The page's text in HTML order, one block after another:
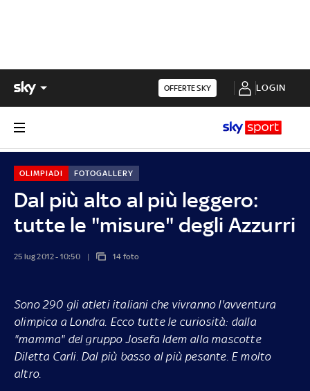
OFFERTE SKY LOGIN
Dal più alto al più leggero:
tutte le "misure" degli Azzurri
OLIMPIADI FOTOGALLERY
25 lug 2012 - 10:50 14 foto
Sono 290 gli atleti italiani che vivranno l'avventura
olimpica a Londra. Ecco tutte le curiosità: dalla
"mamma" del gruppo Josefa Idem alla mascotte
Diletta Carli. Dal più basso al più pesante. E molto
altro.